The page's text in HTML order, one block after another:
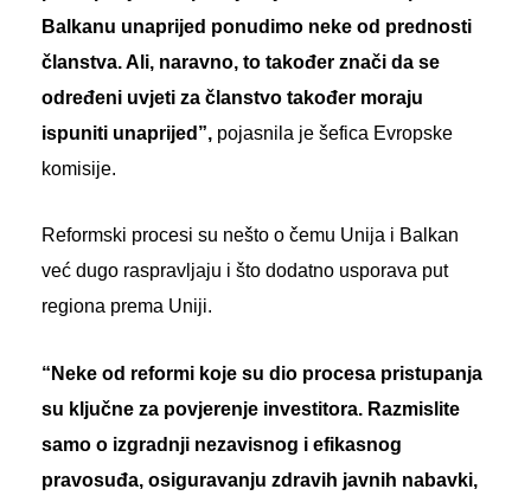
Balkanu unaprijed ponudimo neke od prednosti
članstva. Ali, naravno, to također znači da se
određeni uvjeti za članstvo također moraju
ispuniti unaprijed”, pojasnila je šefica Evropske
komisije.
Reformski procesi su nešto o čemu Unija i Balkan
već dugo raspravljaju i što dodatno usporava put
regiona prema Uniji.
“Neke od reformi koje su dio procesa pristupanja
su ključne za povjerenje investitora. Razmislite
samo o izgradnji nezavisnog i efikasnog
pravosuđa, osiguravanju zdravih javnih nabavki,